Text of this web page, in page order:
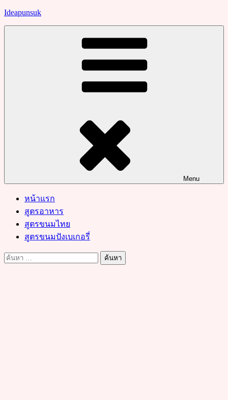
Skip
Ideapunsuk
Menu
หน้าแรก
สูตรอาหาร
สูตรขนมไทย
สูตรขนมปังเบเกอรี่
ค้นหา